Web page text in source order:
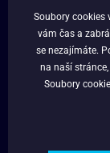
O NÁS
VĚRNOSTNÍ
Soubory cookies
vám čas a
se nezajímáte.
na naší
Soubory